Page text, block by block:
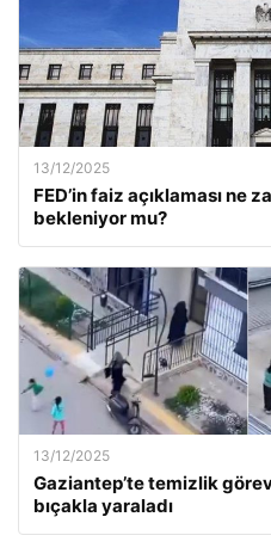
13/12/2025
FED’in faiz açıklaması ne
bekleniyor mu?
13/12/2025
Gaziantep’te temizlik
bıçakla yaraladı